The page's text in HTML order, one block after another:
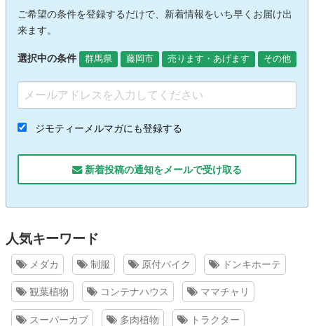
ご希望の条件を登録するだけで、新着情報をいち早くお届け出
来ます。
選択中の条件 群馬県 藤岡市 売ります・あげます その他
ジモティーメルマガにも登録する
新着投稿の通知をメールで受け取る
人気キーワード
メダカ 制服 原付バイク ドンキホーテ
観葉植物 コンテナハウス ママチャリ
スーパーカブ 多肉植物 トラクター